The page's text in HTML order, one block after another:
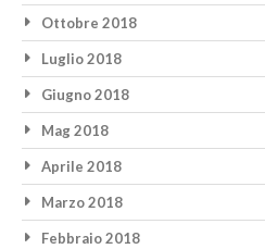
Ottobre 2018
Luglio 2018
Giugno 2018
Mag 2018
Aprile 2018
Marzo 2018
Febbraio 2018